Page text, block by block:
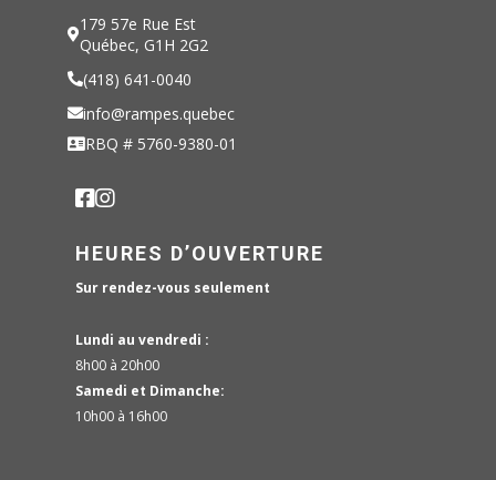
179 57e Rue Est
Québec, G1H 2G2
(418) 641-0040
info@rampes.quebec
RBQ # 5760-9380-01
HEURES D’OUVERTURE
Sur rendez-vous seulement
Lundi au vendredi :
8h00 à 20h00
Samedi et Dimanche:
10h00 à 16h00